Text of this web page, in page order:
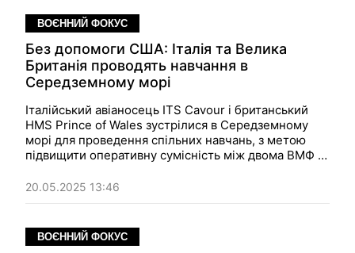
ВОЄННИЙ ФОКУС
Без допомоги США: Італія та Велика
Британія проводять навчання в
Середземному морі
Італійський авіаносець ITS Cavour і британський
HMS Prince of Wales зустрілися в Середземному
морі для проведення спільних навчань, з метою
підвищити оперативну сумісність між двома ВМФ і
навчаннях не запрошували США, щоб
продемонструвати можливості Європи захистити
20.05.2025 13:46
ВОЄННИЙ ФОКУС